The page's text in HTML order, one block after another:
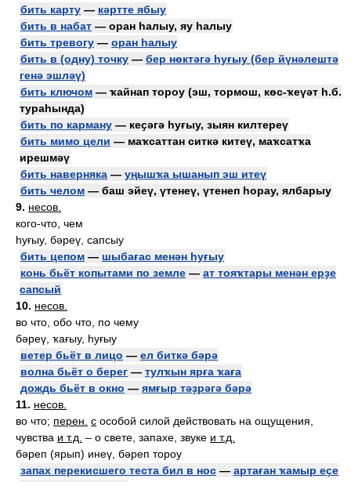
бить карту — кәртте ябыу
бить в набат — оран һалыу, яу һалыу
бить тревогу — оран һалыу
бить в (одну) точку — бер нөктәгә һуғыу (бер йүнәлештә
генә эшләү)
бить ключом — ҡайнап тороу (эш, тормош, көс-ҡеүәт һ.б.
тураһында)
бить по карману — кеҫәгә һуғыу, зыян килтереү
бить мимо цели — маҡсаттан ситкә китеү, маҡсатҡа
ирешмәү
бить наверняка — уңышҡа ышанып эш итеү
бить челом — баш эйеү, үтенеү, үтенеп һорау, ялбарыу
9. несов.
кого-что, чем
һуғыу, бәреү, сапсыу
бить цепом — шыбағас менән һуғыу
конь бьёт копытами по земле — ат тояҡтары менән ерҙе
сапсый
10. несов.
во что, обо что, по чему
бәреү, ҡағыу, һуғыу
ветер бьёт в лицо — ел биткә бәрә
волна бьёт о берег — тулҡын ярға ҡаға
дождь бьёт в окно — ямғыр тәҙрәгә бәрә
11. несов.
во что; перен. с особой силой действовать на ощущения,
чувства и т.д. – о свете, запахе, звуке и т.д.
бәреп (ярып) инеү, бәреп тороу
запах перекисшего теста бил в нос — артаған ҡамыр еҫе